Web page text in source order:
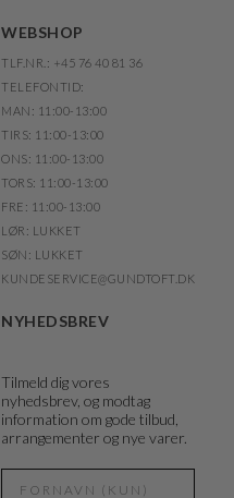
WEBSHOP
TLF.NR.: +45 76 40 81 36
TELEFONTID:
MAN: 11:00-13:00
TIRS: 11:00-13:00
ONS: 11:00-13:00
TORS: 11:00-13:00
FRE: 11:00-13:00
LØR: LUKKET
SØN: LUKKET
KUNDESERVICE@GUNDTOFT.DK
NYHEDSBREV
Tilmeld dig vores
nyhedsbrev, og modtag
information om gode tilbud,
arrangementer og nye varer.